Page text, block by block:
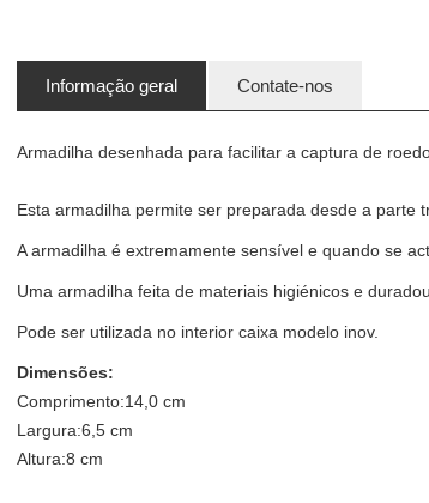
Informação geral Contate-nos
Armadilha desenhada para facilitar a captura de
Esta armadilha permite ser preparada desde a parte
A armadilha é extremamente sensível e quando se
Uma armadilha feita de materiais higiénicos e
Pode ser utilizada no interior caixa modelo inov.
Dimensões:
Comprimento:14,0 cm
Largura:6,5 cm
Altura:8 cm